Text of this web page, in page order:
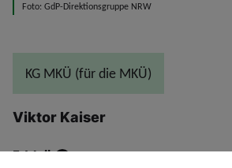
Foto: GdP-Direktionsgruppe NRW
KG MKÜ (für die MKÜ)
Viktor Kaiser
E-Mail